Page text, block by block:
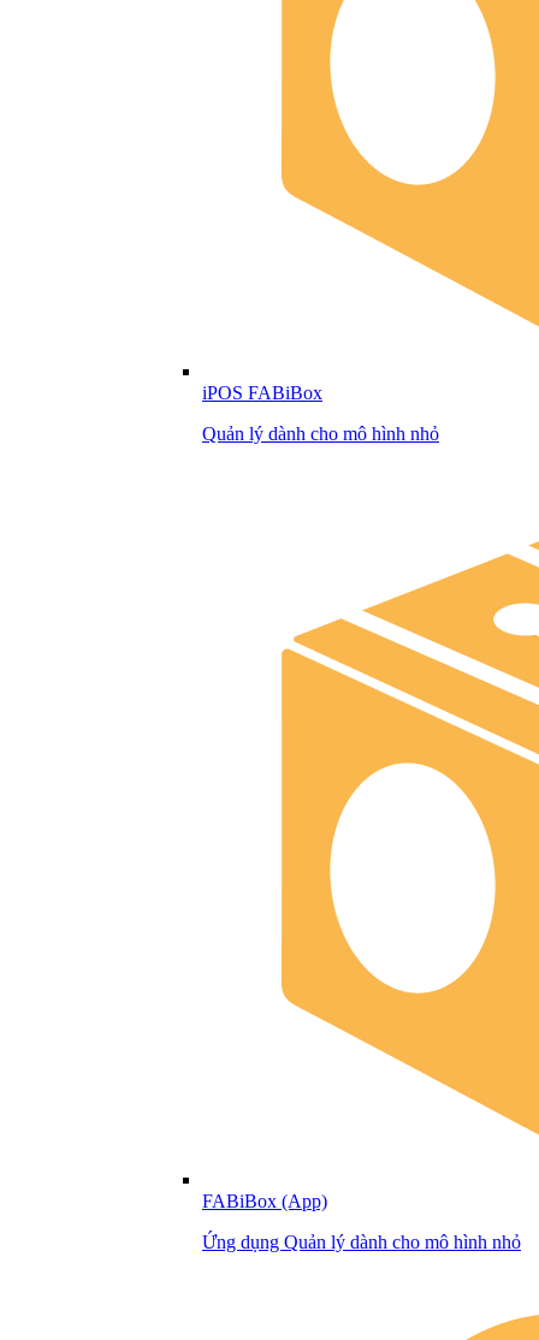
iPOS FABiBox
Quản lý dành cho mô hình nhỏ
FABiBox (App)
Ứng dụng Quản lý dành cho mô hình nhỏ